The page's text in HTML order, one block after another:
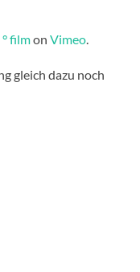
° filmonVimeo
gleich dazu noch